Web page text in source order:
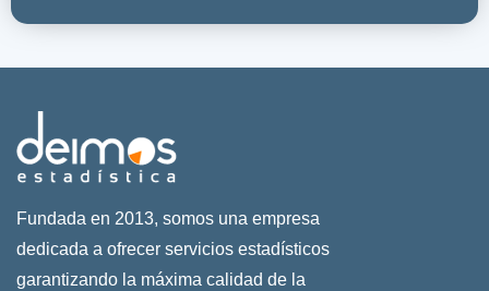
Fundada en 2013, somos una empresa
dedicada a ofrecer servicios estadísticos
garantizando la máxima calidad de la